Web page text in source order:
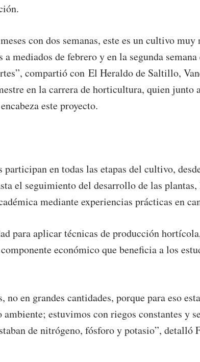
con dos semanas, este es un cultivo muy
mediados de febrero y en la segunda semana
compartió con El Heraldo de Saltillo,
en la carrera de horticultura, quien junto
este proyecto.
participan en todas las etapas del cultivo,
el seguimiento del desarrollo de las plantas,
mediante experiencias prácticas en
para aplicar técnicas de producción
económico que beneficia a los
en grandes cantidades, porque para eso
estuvimos con riegos constantes y
de nitrógeno, fósforo y potasio”, detalló